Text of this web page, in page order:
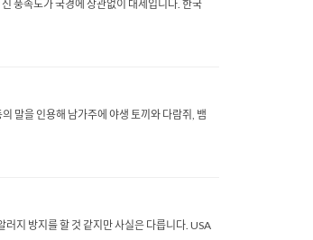
풍속도가 국경에 상관없이 대세입니다. 한국
말을 인용해 남가주에 야생 토끼와 다람쥐, 뱀
러지 방지를 할 것 같지만 사실은 다릅니다. USA